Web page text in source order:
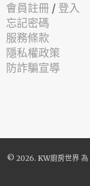
會員註冊 / 登入
忘記密碼
服務條款
隱私權政策
防詐騙宣導
© 2026. KW廚房世界為